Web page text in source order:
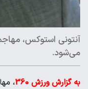
آنتونی استوکس،
می‌شود.
به گزارش ورزش 360
،